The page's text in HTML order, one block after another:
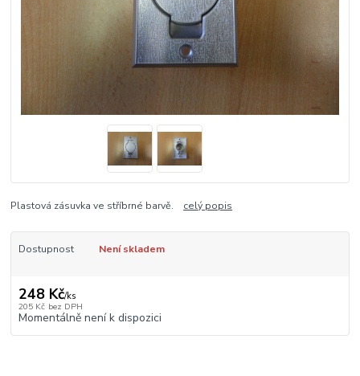
Plastová zásuvka ve stříbrné barvě. celý popis
Dostupnost Není skladem
248 Kč/ks
205 Kč bez DPH
Momentálně není k dispozici